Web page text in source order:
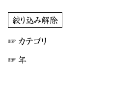
絞り込み解除
☞ カテゴリ
☞ 年